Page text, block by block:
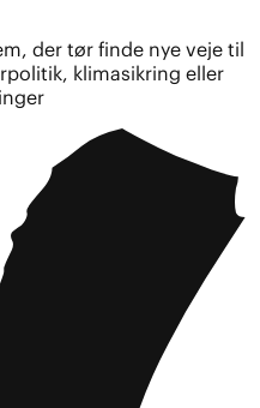
der tør finde nye veje til
klimasikring eller